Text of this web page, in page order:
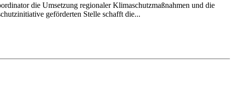
die Umsetzung regionaler Klimaschutzmaßnahmen und die
geförderten Stelle schafft die...